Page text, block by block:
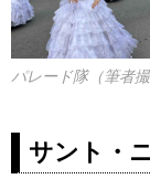
パレード隊（筆者撮
サント・